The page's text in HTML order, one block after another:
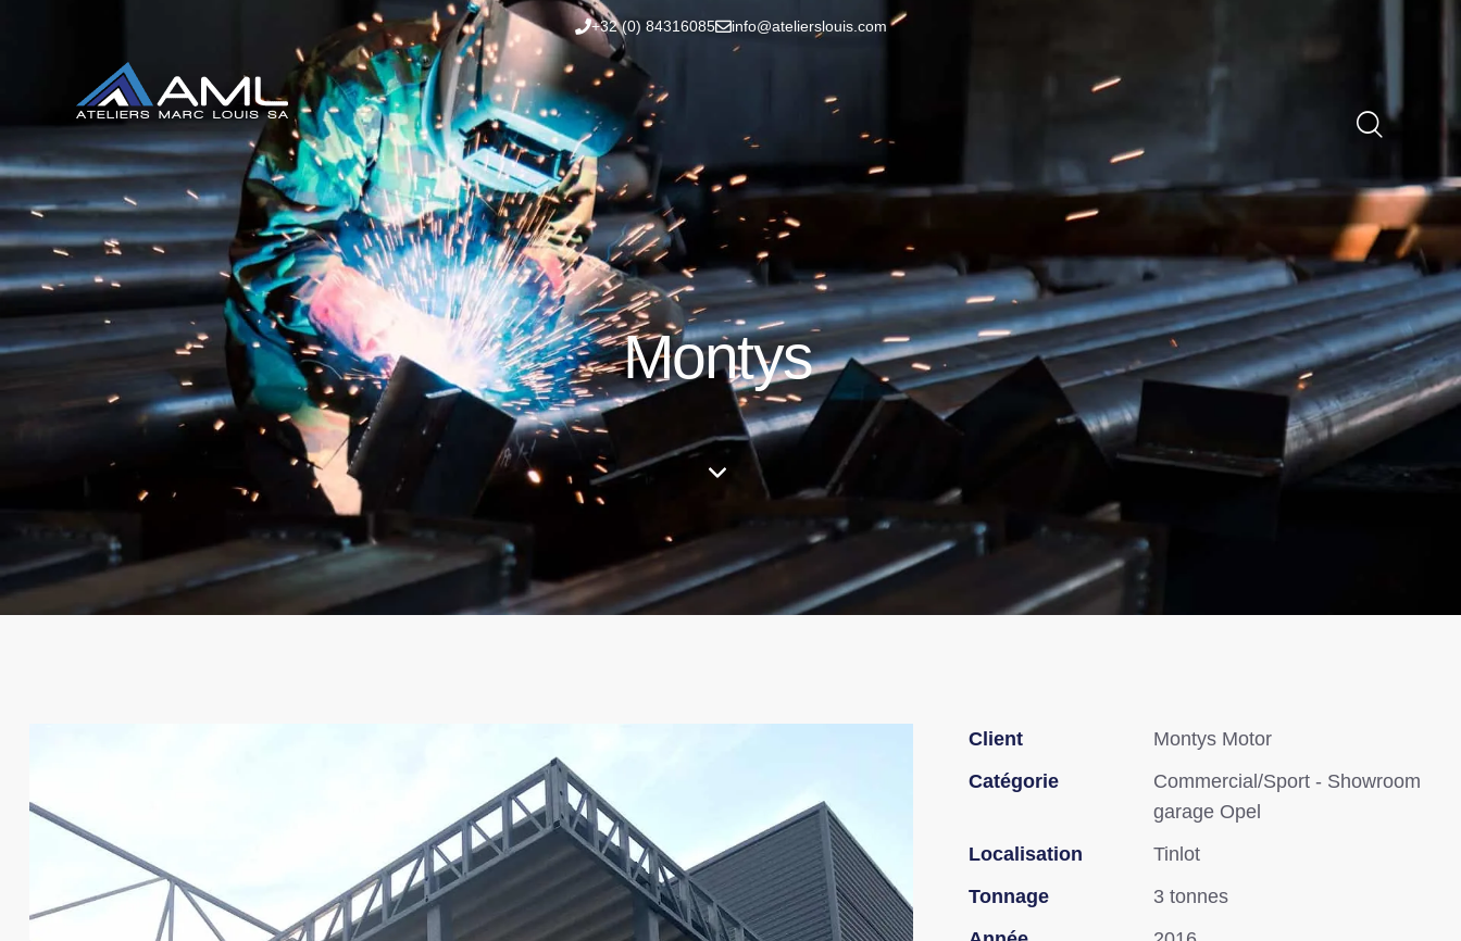
+32 (0) 84316085 info@atelierslouis.com
Montys
Client
Montys Motor
Catégorie
Commercial/Sport - Showroom
garage Opel
Localisation
Tinlot
Tonnage
3 tonnes